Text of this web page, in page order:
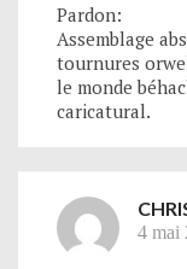
Pardon:
Assemblage
tournures
le monde
caricatural.
4 mai